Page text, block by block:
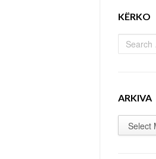
KËRKO
ARKIVA